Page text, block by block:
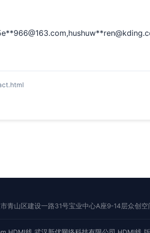
966@163.com,hushuw**
青山区建设一路31号宝业中心A座9-14层众创